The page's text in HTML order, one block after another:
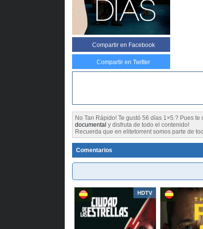
Compartir en Facebook
Compartir en Twitter
No Tan Rápido! Te gustó 56 días 1×5 ? Pues
documental y disfruta de todo el contenido!
Recuerda que en elitetorrent somos parte de
Comentarios
HDTV